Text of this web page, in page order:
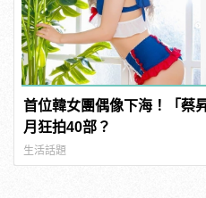
首位韓女團偶像下海！「蔡
月狂拍40部？
生活話題